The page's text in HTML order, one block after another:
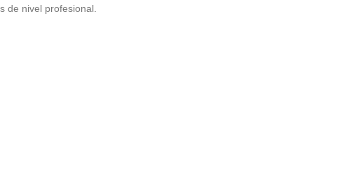
de nivel profesional.